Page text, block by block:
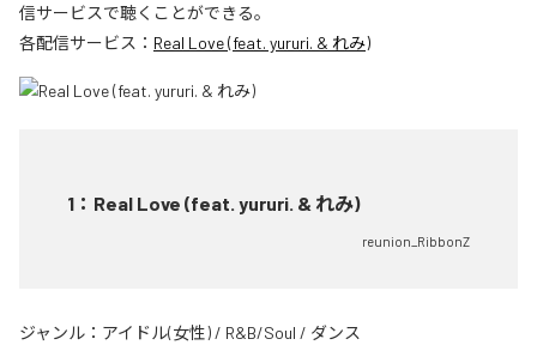
信サービスで聴くことができる。
各配信サービス： Real Love (feat. yururi. & れみ)
1 ： Real Love (feat. yururi. & れみ)
reunion_RibbonZ
ジャンル： アイドル(女性) / R&B/Soul / ダンス